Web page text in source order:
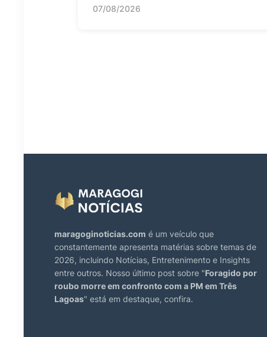
07/08/2026
maragoginoticias.com é um veículo que
constantemente apresenta matérias sobre temas de
2026, incluindo Notícias, Entretenimento e Insights
entre outros. Nosso último post sobre "Foragido por
roubo morre em confronto com a PM em Três
Lagoas" está em destaque, confira.